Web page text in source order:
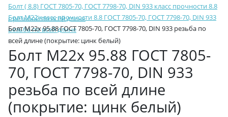
Болт ( 8.8) ГОСТ 7805-70, ГОСТ 7798-70, DIN 933 класс прочности 8.8
с резьбой по всей длине
Болт М22 класс прочности 8.8 ГОСТ 7805-70, ГОСТ 7798-70, DIN 933
резьба по всей длине
Болт М22х 95.88 ГОСТ 7805-70, ГОСТ 7798-70, DIN 933 резьба по
всей длине (покрытие: цинк белый)
Болт М22х 95.88 ГОСТ 7805-
70, ГОСТ 7798-70, DIN 933
резьба по всей длине
(покрытие: цинк белый)